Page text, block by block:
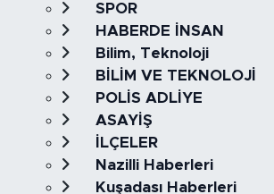
SPOR
HABERDE İNSAN
Bilim, Teknoloji
BİLİM VE TEKNOLOJİ
POLİS ADLİYE
ASAYİŞ
İLÇELER
Nazilli Haberleri
Kuşadası Haberleri